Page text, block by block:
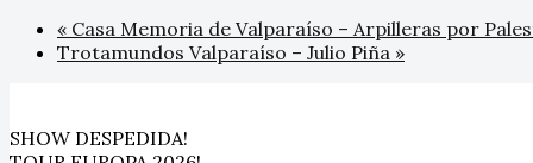
« Casa Memoria de Valparaíso – Arpilleras por
Trotamundos Valparaíso – Julio Piña »
SHOW DESPEDIDA!